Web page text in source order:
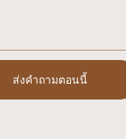
ส่งคำถามตอนนี้